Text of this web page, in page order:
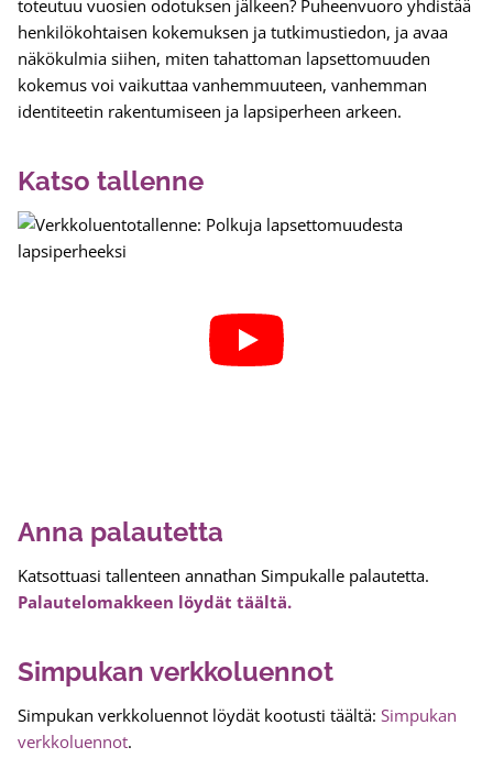
toteutuu vuosien odotuksen jälkeen? Puheenvuoro yhdistää
henkilökohtaisen kokemuksen ja tutkimustiedon, ja avaa
näkökulmia siihen, miten tahattoman lapsettomuuden
kokemus voi vaikuttaa vanhemmuuteen, vanhemman
identiteetin rakentumiseen ja lapsiperheen arkeen.
Katso tallenne
Anna palautetta
Katsottuasi tallenteen annathan Simpukalle palautetta.
Palautelomakkeen löydät täältä.
Simpukan verkkoluennot
Simpukan verkkoluennot löydät kootusti täältä: Simpukan
verkkoluennot.